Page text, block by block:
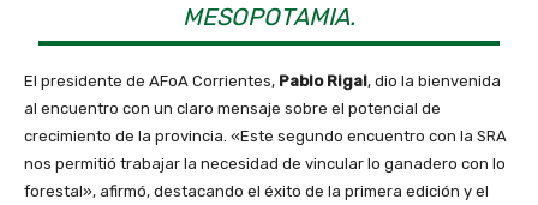
MESOPOTAMIA.
El presidente de AFoA Corrientes, Pablo Rigal, dio la bienvenida
al encuentro con un claro mensaje sobre el potencial de
crecimiento de la provincia. «Este segundo encuentro con la SRA
nos permitió trabajar la necesidad de vincular lo ganadero con lo
forestal», afirmó, destacando el éxito de la primera edición y el